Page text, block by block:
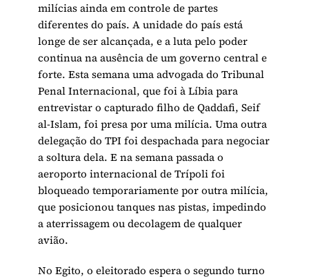
milícias ainda em controle de partes
diferentes do país. A unidade do país está
longe de ser alcançada, e a luta pelo poder
continua na ausência de um governo central e
forte. Esta semana uma advogada do Tribunal
Penal Internacional, que foi à Líbia para
entrevistar o capturado filho de Qaddafi, Seif
al-Islam, foi presa por uma milícia. Uma outra
delegação do TPI foi despachada para negociar
a soltura dela. E na semana passada o
aeroporto internacional de Trípoli foi
bloqueado temporariamente por outra milícia,
que posicionou tanques nas pistas, impedindo
a aterrissagem ou decolagem de qualquer
avião.
No Egito, o eleitorado espera o segundo turno